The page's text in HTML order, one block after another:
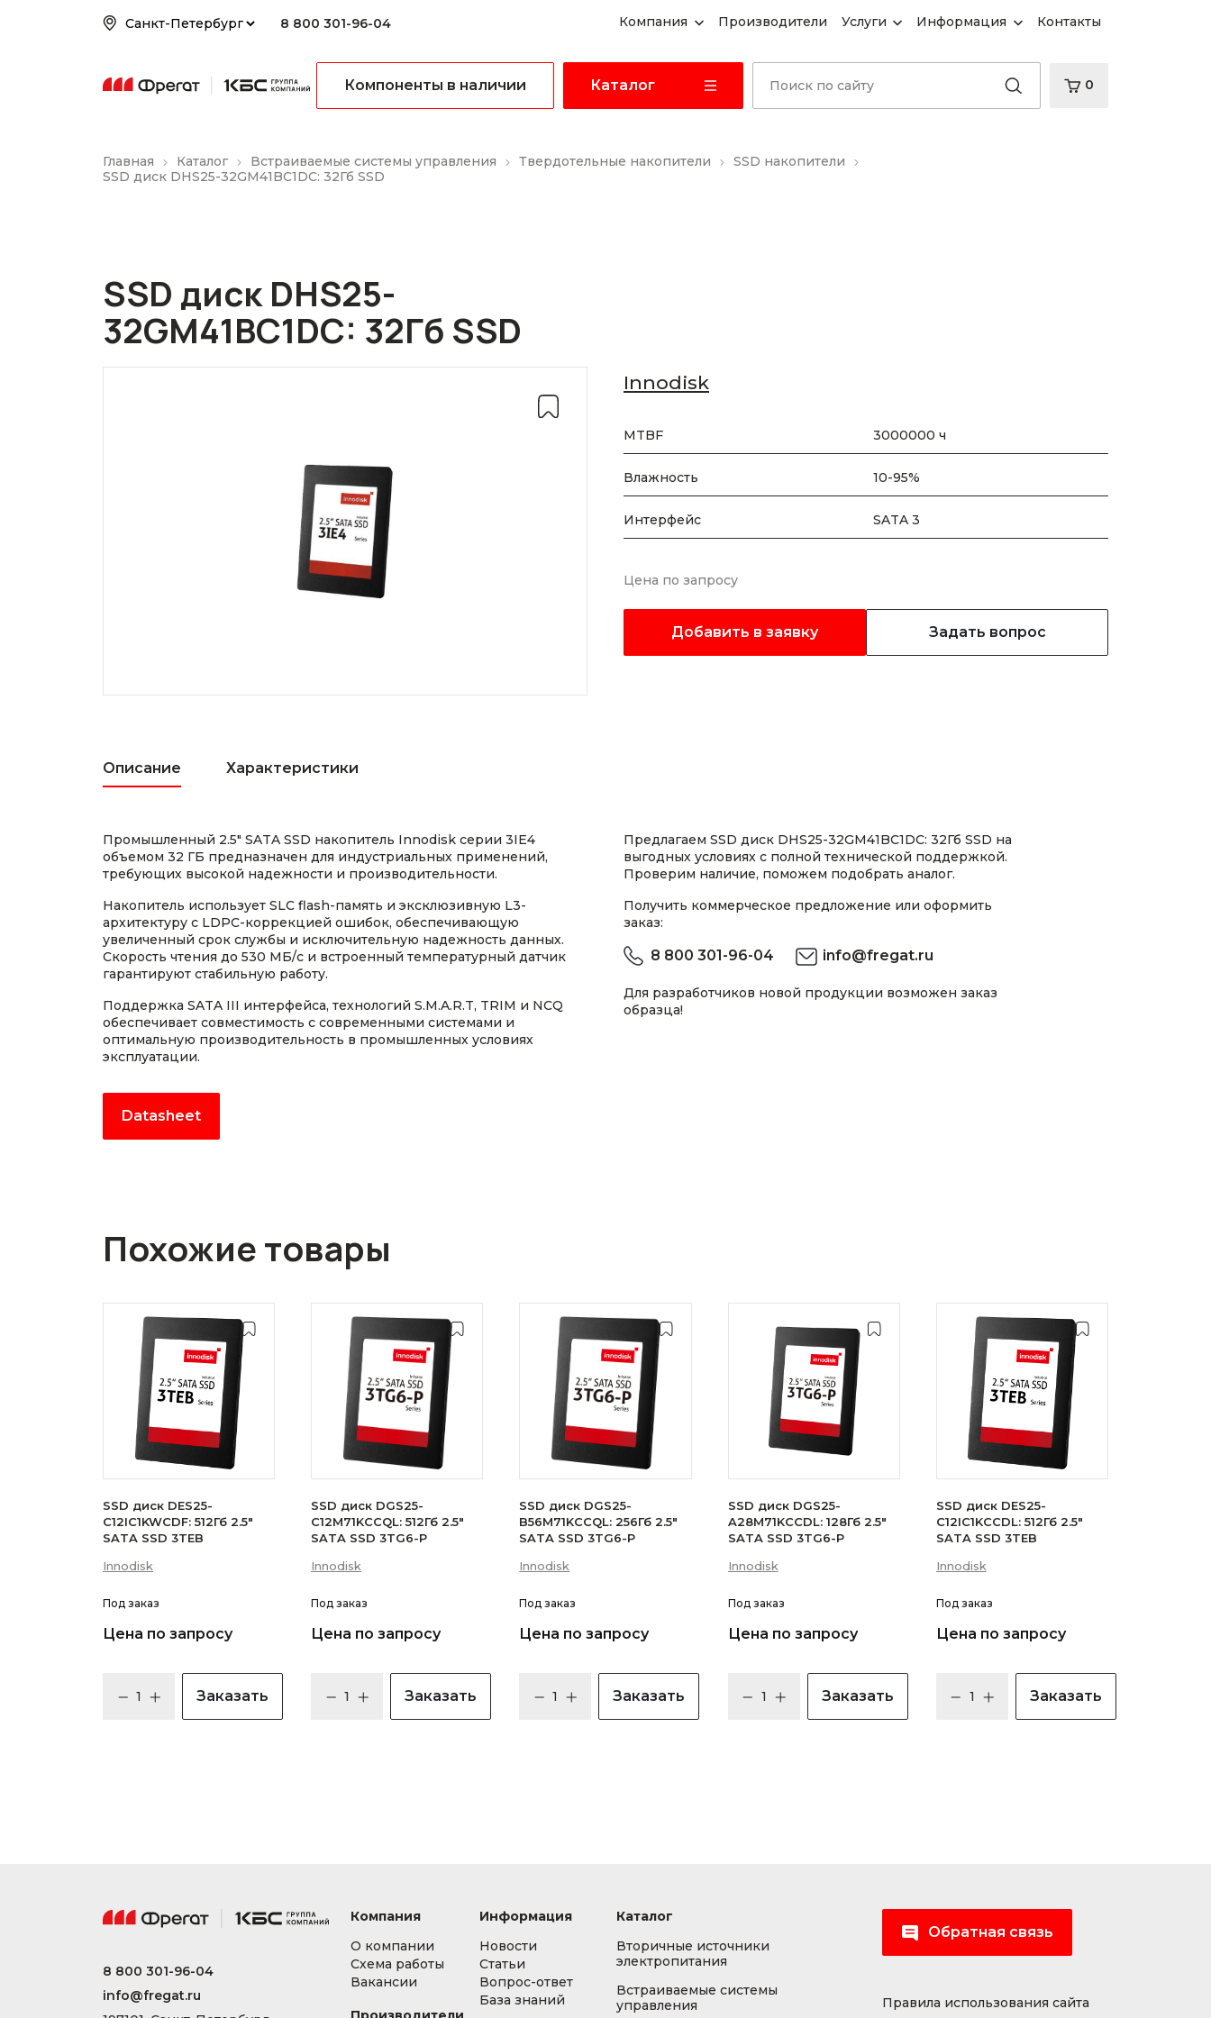
8 800 301-96-04 Компания Производители Услуги Информация Контакты
Компоненты в наличии Каталог 0
Главная Каталог Встраиваемые системы управления Твердотельные накопители
SSD накопители
SSD диск DHS25-32GM41BC1DC: 32Гб SSD
SSD диск DHS25-
32GM41BC1DC: 32Гб SSD
Innodisk
MTBF 3000000 ч
Влажность 10-95%
Интерфейс SATA 3
Цена по запросу
Добавить в заявку Задать вопрос
Описание Характеристики
Промышленный 2.5" SATA SSD накопитель Innodisk серии 3IE4
объемом 32 ГБ предназначен для индустриальных применений,
требующих высокой надежности и производительности.
Накопитель использует SLC flash-память и эксклюзивную L3-
архитектуру с LDPC-коррекцией ошибок, обеспечивающую
увеличенный срок службы и исключительную надежность данных.
Скорость чтения до 530 МБ/с и встроенный температурный датчик
гарантируют стабильную работу.
Поддержка SATA III интерфейса, технологий S.M.A.R.T, TRIM и NCQ
обеспечивает совместимость с современными системами и
оптимальную производительность в промышленных условиях
эксплуатации.
Datasheet
Предлагаем SSD диск DHS25-32GM41BC1DC: 32Гб SSD на
выгодных условиях с полной технической поддержкой.
Проверим наличие, поможем подобрать аналог.
Получить коммерческое предложение или оформить
заказ:
8 800 301-96-04 info@fregat.ru
Для разработчиков новой продукции возможен заказ
образца!
Похожие товары
SSD диск DES25-
C12IC1KWCDF: 512Гб 2.5"
SATA SSD 3TEB
Innodisk
Под заказ
Цена по запросу
Заказать
SSD диск DGS25-
C12M71KCCQL: 512Гб 2.5"
SATA SSD 3TG6-P
Innodisk
Под заказ
Цена по запросу
Заказать
SSD диск DGS25-
B56M71KCCQL: 256Гб 2.5"
SATA SSD 3TG6-P
Innodisk
Под заказ
Цена по запросу
Заказать
SSD диск DGS25-
A28M71KCCDL: 128Гб 2.5"
SATA SSD 3TG6-P
Innodisk
Под заказ
Цена по запросу
Заказать
SSD диск DES25-
C12IC1KCCDL: 512Гб 2.5"
SATA SSD 3TEB
Innodisk
Под заказ
Цена по запросу
Заказать
8 800 301-96-04
info@fregat.ru
Компания
О компании
Схема работы
Вакансии
Информация
Новости
Статьи
Вопрос-ответ
База знаний
Каталог
Вторичные источники
электропитания
Встраиваемые системы
управления
Обратная связь
Правила использования сайта